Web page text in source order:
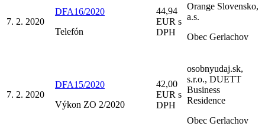
7. 2. 2020
DFA16/2020
Telefón
44,94
EUR s
DPH
Orange Slovensko,
a.s.
Obec Gerlachov
7. 2. 2020
DFA15/2020
Výkon ZO 2/2020
42,00
EUR s
DPH
osobnyudaj.sk,
s.r.o., DUETT
Business
Residence
Obec Gerlachov